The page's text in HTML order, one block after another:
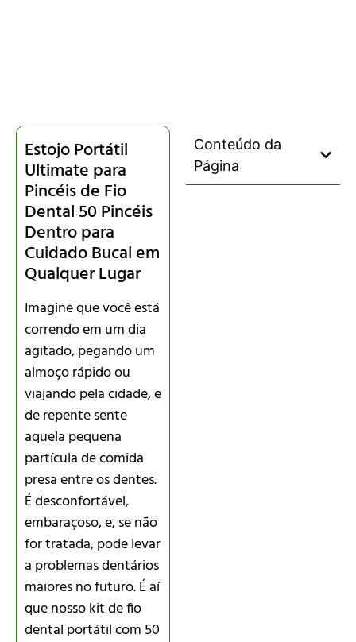
Estojo Portátil
Ultimate para
Pincéis de Fio
Dental 50 Pincéis
Dentro para
Cuidado Bucal em
Qualquer Lugar
Imagine que você está
correndo em um dia
agitado, pegando um
almoço rápido ou
viajando pela cidade, e
de repente sente
aquela pequena
partícula de comida
presa entre os dentes.
É desconfortável,
embaraçoso, e, se não
for tratada, pode levar
a problemas dentários
maiores no futuro. É aí
que nosso kit de fio
dental portátil com 50
Conteúdo da
Página